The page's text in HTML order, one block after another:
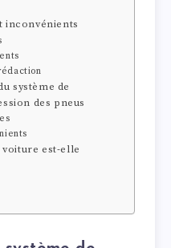
inconvénients
système de
des pneus
voiture est-elle